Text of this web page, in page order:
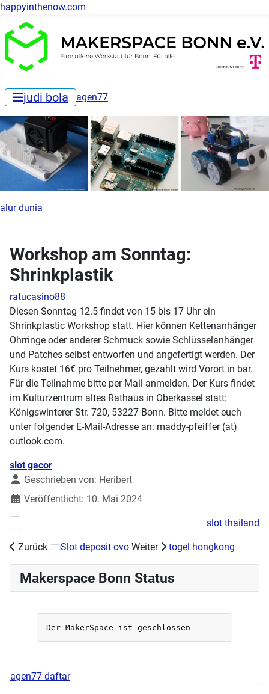
happyinthenow.com
judi bola agen77
alur dunia
Workshop am Sonntag:
Shrinkplastik
ratucasino88
Diesen Sonntag 12.5 findet von 15 bis 17 Uhr ein
Shrinkplastic Workshop statt. Hier können Kettenanhänger
Ohrringe oder anderer Schmuck sowie Schlüsselanhänger
und Patches selbst entworfen und angefertigt werden. Der
Kurs kostet 16€ pro Teilnehmer, gezahlt wird Vorort in bar.
Für die Teilnahme bitte per Mail anmelden. Der Kurs findet
im Kulturzentrum altes Rathaus in Oberkassel statt:
Königswinterer Str. 720, 53227 Bonn. Bitte meldet euch
unter folgender E-Mail-Adresse an: maddy-pfeiffer (at)
outlook.com.
Details
slot gacor
Geschrieben von: Heribert
Veröffentlicht: 10. Mai 2024
slot thailand
Zurück
Nächster Beitrag: Stick/Nähworkshop am 11.05.2024
Slot deposit ovo Weiter togel hongkong
Makerspace Bonn Status
agen77 daftar